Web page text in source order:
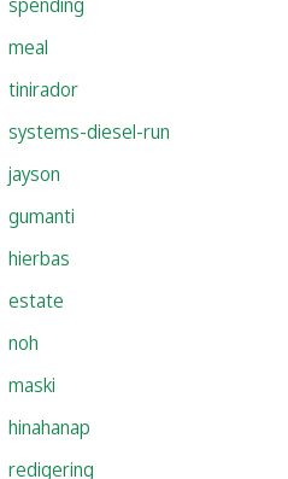
meal
tinirador
systems-diesel-run
jayson
gumanti
hierbas
estate
noh
maski
hinahanap
redigering